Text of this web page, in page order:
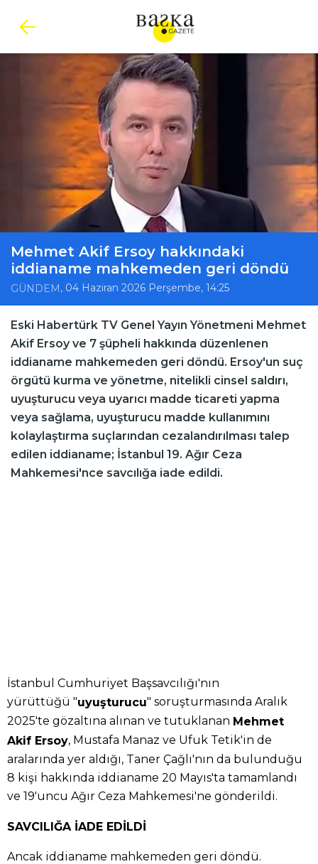
Mehmet Akif Ersoy hakkındaki
iddianame mahkemeden geri döndü
GÜNDEM , 04 Haziran 2026 Perşembe, 14:25
Eski Habertürk TV Genel Yayın Yönetmeni Mehmet
Akif Ersoy ve 7 şüpheli hakkında düzenlenen
iddianame mahkemeden geri döndü. Ersoy'un suç
örgütü kurma ve yönetme, nitelikli cinsel saldırı,
uyuşturucu veya uyarıcı madde ticareti yapma
veya sağlama, uyuşturucu madde kullanımını
kolaylaştırma suçlarından cezalandırılması talep
edilen iddianame; İstanbul 19. Ağır Ceza
Mahkemesi'nce savcılığa iade edildi.
İstanbul Cumhuriyet Başsavcılığı'nın
yürüttüğü "uyuşturucu" soruşturmasında Aralık
2025'te gözaltına alınan ve tutuklanan Mehmet
Akif Ersoy, Mustafa Manaz ve Ufuk Tetik'in de
aralarında yer aldığı, Taner Çağlı'nın da bulunduğu
8 kişi hakkında iddianame 20 Mayıs'ta tamamlandı
ve 19'uncu Ağır Ceza Mahkemesi'ne gönderildi.
SAVCILIĞA İADE EDİLDİ
Ancak iddianame mahkemeden geri döndü.